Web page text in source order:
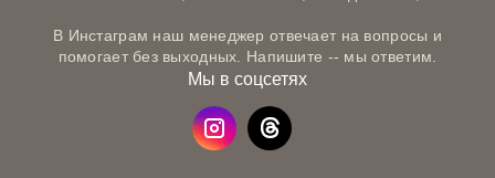
В Инстаграм наш менеджер отвечает на вопросы и
помогает без выходных. Напишите -- мы ответим.
Мы в соцсетях